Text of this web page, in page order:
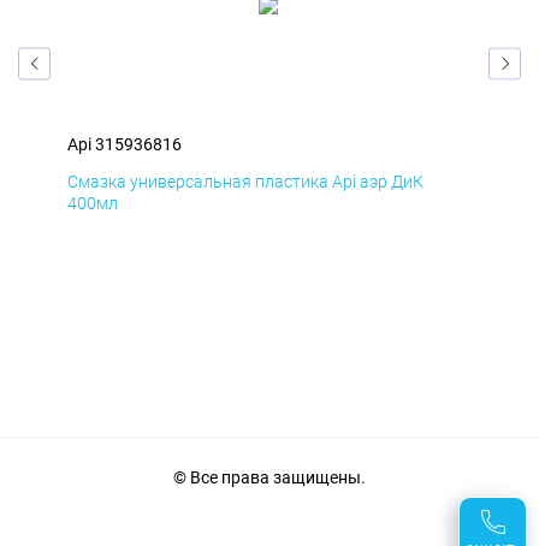
Api 315936816
Смазка универсальная пластика Api аэр ДиК
400мл
© Все права защищены.